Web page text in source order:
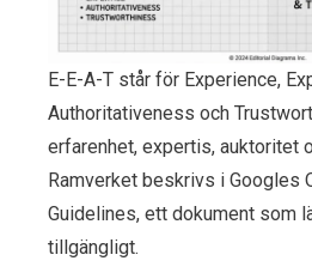
E-E-A-T står för Experience,
Authoritativeness och
erfarenhet, expertis, auktoritet
Ramverket beskrivs i Googles
Guidelines, ett dokument som
tillgängligt.